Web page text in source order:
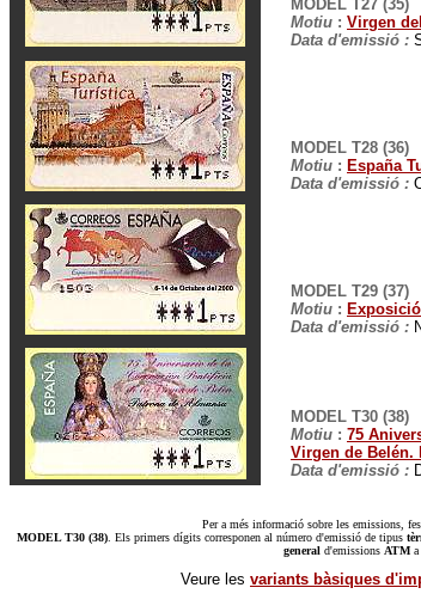
MODEL T27 (35)
Motiu : Virgen
Data d'emissió :
MODEL T28 (36)
Motiu : España
Data d'emissió :
MODEL T29 (37)
Motiu :
Data d'emissió :
MODEL T30 (38)
Motiu : 75
Virgen de Belén.
Data d'emissió :
Per a més informació sobre les emissions,
MODEL T30 (38) . Els primers dígits corresponen al número d'emissió de tipus
general d'emissions ATM a
Veure les variants bàsiques